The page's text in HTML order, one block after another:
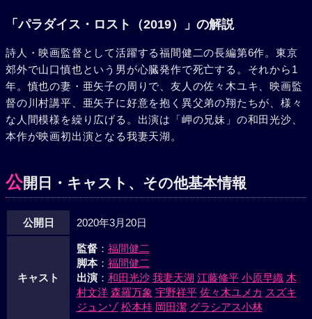
『心願の国』を読む慎也の声が響いていた。
「パラダイス・ロスト（2019）」の解説
詩人・映画監督として活躍する福間健二の長編第6作。東京
郊外で山口慎也という男が心臓発作で死亡する。それから1
年。慎也の妻・亜矢子の周りで、友人の佐々木ユキ、映画監
督の川村講平、亜矢子に好意を抱く異父弟の翔たちが、様々
な人間模様を繰り広げる。出演は「岬の兄妹」の和田光沙、
本作が映画初出演となる我妻天湖。
公開日・キャスト、その他基本情報
公開日 2020年3月20日
キャスト
監督： 福間健二
脚本： 福間健二
出演： 和田光沙 我妻天湖 江藤修平 小原早織 木
村文洋 森羅万象 宇野祥平 佐々木ユメカ スズキ
ジュンゾ 松本桂 岡田潔 グラシアス小林